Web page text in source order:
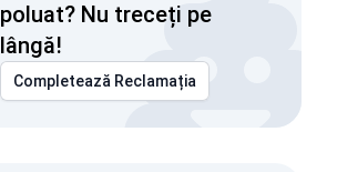
poluat? Nu treceți pe
lângă!
Completează Reclamația